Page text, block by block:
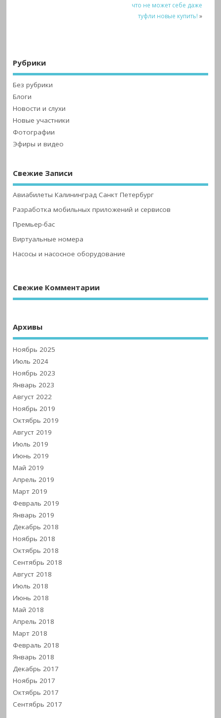
что не может себе даже
туфли новые купить! »
Рубрики
Без рубрики
Блоги
Новости и слухи
Новые участники
Фотографии
Эфиры и видео
Свежие Записи
Авиабилеты Калининград Санкт Петербург
Разработка мобильных приложений и сервисов
Премьер-бас
Виртуальные номера
Насосы и насосное оборудование
Свежие Комментарии
Архивы
Ноябрь 2025
Июль 2024
Ноябрь 2023
Январь 2023
Август 2022
Ноябрь 2019
Октябрь 2019
Август 2019
Июль 2019
Июнь 2019
Май 2019
Апрель 2019
Март 2019
Февраль 2019
Январь 2019
Декабрь 2018
Ноябрь 2018
Октябрь 2018
Сентябрь 2018
Август 2018
Июль 2018
Июнь 2018
Май 2018
Апрель 2018
Март 2018
Февраль 2018
Январь 2018
Декабрь 2017
Ноябрь 2017
Октябрь 2017
Сентябрь 2017